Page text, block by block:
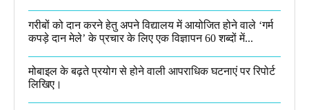
गरीबों को दान करने हेतु अपने विद्यालय में आयोजित होने वाले ‘गर्म
कपड़े दान मेले’ के प्रचार के लिए एक विज्ञापन 60 शब्दों में...
मोबाइल के बढ़ते प्रयोग से होने वाली आपराधिक घटनाएं पर रिपोर्ट
लिखिए।